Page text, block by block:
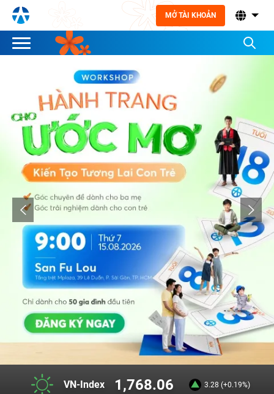
MỞ TÀI KHOẢN
VN-Index 1,768.06 3.28 (+0.19%)